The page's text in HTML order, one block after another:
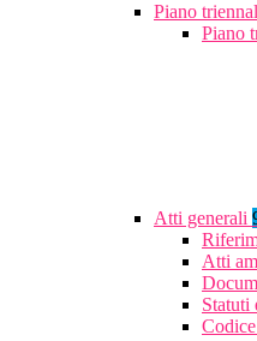
Piano
Piano
Atti generali
Atti
Statuti